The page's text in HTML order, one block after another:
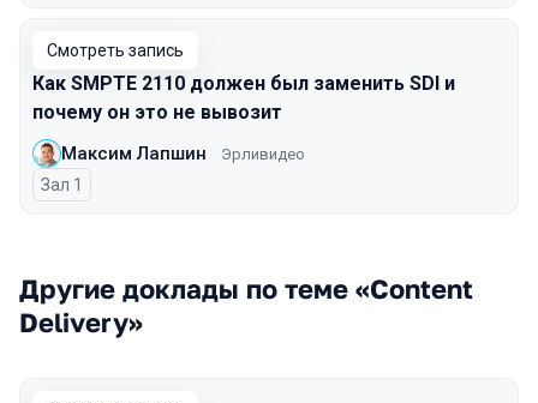
Смотреть запись
Как SMPTE 2110 должен был заменить SDI и
почему он это не вывозит
Максим Лапшин Эрливидео
Зал 1
Другие доклады по теме «Content
Delivery»